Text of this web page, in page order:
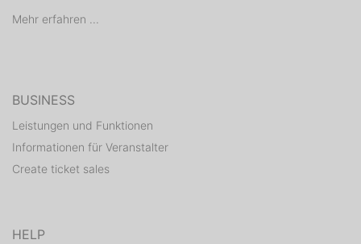
Mehr erfahren ...
BUSINESS
Leistungen und Funktionen
Informationen für Veranstalter
Create ticket sales
HELP